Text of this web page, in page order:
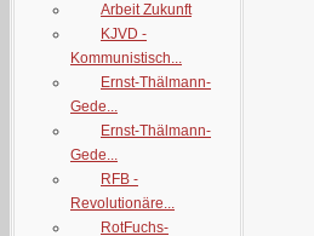
Arbeit Zukunft
KJVD -
Kommunistisch...
Ernst-Thälmann-
Gede...
Ernst-Thälmann-
Gede...
RFB -
Revolutionäre...
RotFuchs-